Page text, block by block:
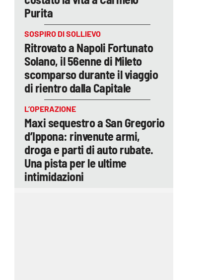
Purita
SOSPIRO DI SOLLIEVO
Ritrovato a Napoli Fortunato
Solano, il 56enne di Mileto
scomparso durante il viaggio
di rientro dalla Capitale
L’OPERAZIONE
Maxi sequestro a San Gregorio
d’Ippona: rinvenute armi,
droga e parti di auto rubate.
Una pista per le ultime
intimidazioni